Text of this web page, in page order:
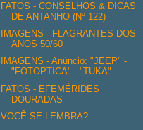
FATOS - CONSELHOS & DICAS
DE ANTANHO (Nº 122)
IMAGENS - FLAGRANTES DOS
ANOS 50/60
IMAGENS - Anúncio: "JEEP" -
"FOTOPTICA" - "TUKA" -...
FATOS - EFEMÉRIDES
DOURADAS
VOCÊ SE LEMBRA?